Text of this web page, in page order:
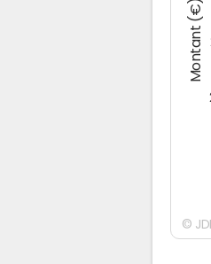
Montant (€)
©